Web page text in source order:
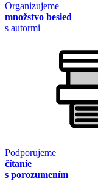
Organizujeme
množstvo besied
s autormi
Podporujeme
čítanie
s porozumením